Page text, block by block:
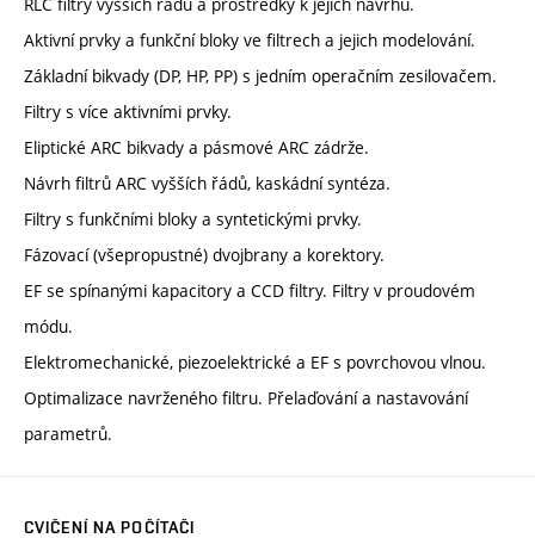
Aktivní prvky a funkční bloky ve filtrech a jejich modelování.
Základní bikvady (DP, HP, PP) s jedním operačním zesilovačem.
Filtry s více aktivními prvky.
Eliptické ARC bikvady a pásmové ARC zádrže.
Návrh filtrů ARC vyšších řádů, kaskádní syntéza.
Filtry s funkčními bloky a syntetickými prvky.
Fázovací (všepropustné) dvojbrany a korektory.
EF se spínanými kapacitory a CCD filtry. Filtry v proudovém
módu.
Elektromechanické, piezoelektrické a EF s povrchovou vlnou.
Optimalizace navrženého filtru. Přelaďování a nastavování
parametrů.
CVIČENÍ NA POČÍTAČI